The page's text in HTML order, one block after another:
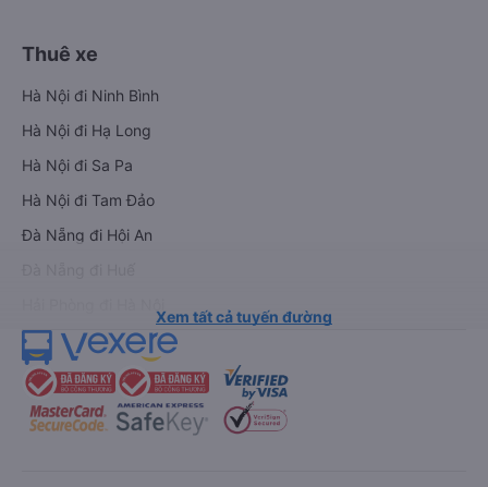
Thuê xe
Hà Nội đi Ninh Bình
Hà Nội đi Hạ Long
Hà Nội đi Sa Pa
Hà Nội đi Tam Đảo
Đà Nẵng đi Hội An
Xem tất cả tuyến đường